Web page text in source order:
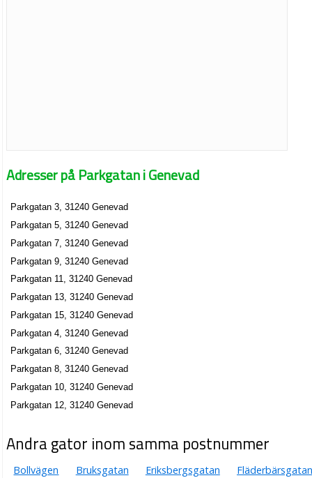
Adresser på Parkgatan i Genevad
Parkgatan 3, 31240 Genevad
Parkgatan 5, 31240 Genevad
Parkgatan 7, 31240 Genevad
Parkgatan 9, 31240 Genevad
Parkgatan 11, 31240 Genevad
Parkgatan 13, 31240 Genevad
Parkgatan 15, 31240 Genevad
Parkgatan 4, 31240 Genevad
Parkgatan 6, 31240 Genevad
Parkgatan 8, 31240 Genevad
Parkgatan 10, 31240 Genevad
Parkgatan 12, 31240 Genevad
Andra gator inom samma postnummer
Bollvägen Bruksgatan Eriksbergsgatan
Fläderbärsgatan